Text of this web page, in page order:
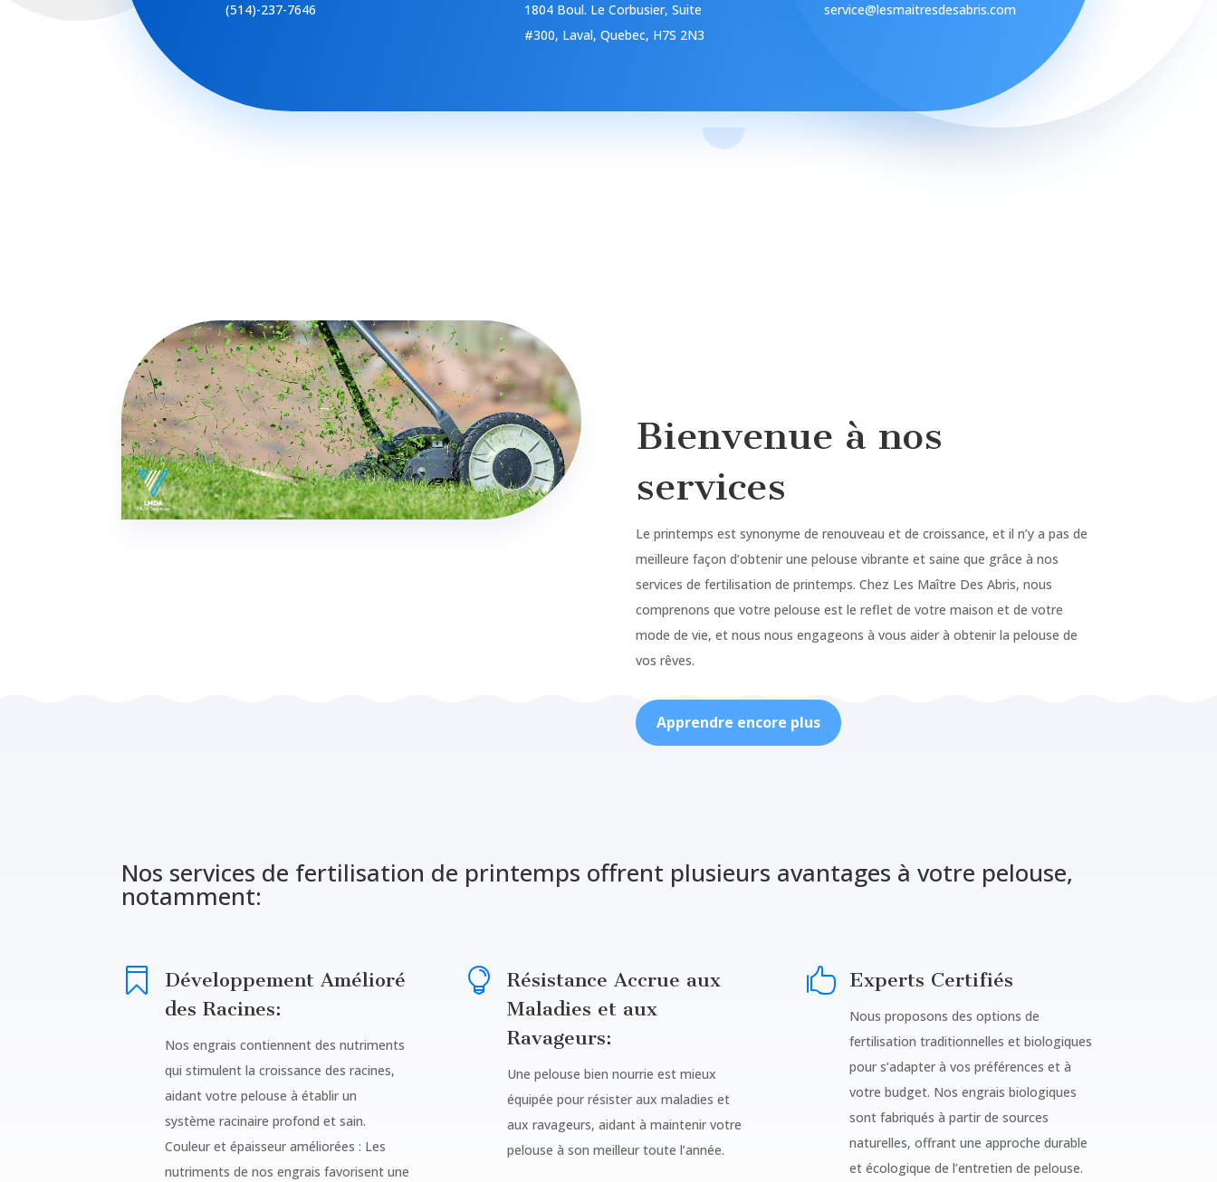
(514)-237-7646
1804 Boul. Le Corbusier, Suite
#300, Laval, Quebec, H7S 2N3
service@lesmaitresdesabris.com
Bienvenue à nos
services
Le printemps est synonyme de renouveau et de croissance, et il n’y a pas de
meilleure façon d’obtenir une pelouse vibrante et saine que grâce à nos
services de fertilisation de printemps. Chez Les Maître Des Abris, nous
comprenons que votre pelouse est le reflet de votre maison et de votre
mode de vie, et nous nous engageons à vous aider à obtenir la pelouse de
vos rêves.
Apprendre encore plus
Nos services de fertilisation de printemps offrent plusieurs avantages à votre pelouse,
notamment:

Développement Amélioré
des Racines:
Nos engrais contiennent des nutriments
qui stimulent la croissance des racines,
aidant votre pelouse à établir un
système racinaire profond et sain.
Couleur et épaisseur améliorées : Les
nutriments de nos engrais favorisent une

Résistance Accrue aux
Maladies et aux
Ravageurs:
Une pelouse bien nourrie est mieux
équipée pour résister aux maladies et
aux ravageurs, aidant à maintenir votre
pelouse à son meilleur toute l’année.
 Experts Certifiés
Nous proposons des options de
fertilisation traditionnelles et biologiques
pour s’adapter à vos préférences et à
votre budget. Nos engrais biologiques
sont fabriqués à partir de sources
naturelles, offrant une approche durable
et écologique de l’entretien de pelouse.
based on
website is
your
behavior as
you visit our
site, you
increase the
seeing
personalized
offers.